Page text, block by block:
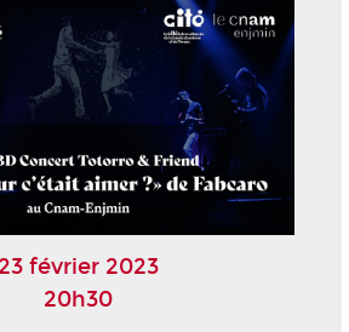
23 février 2023
20h30